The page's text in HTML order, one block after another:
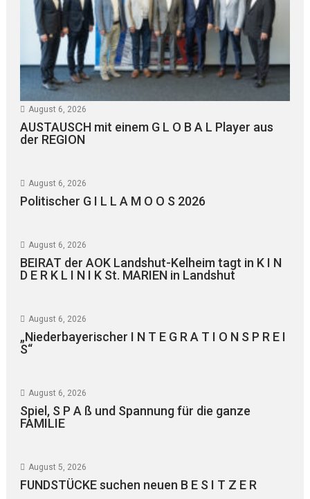
August 6, 2026
AUSTAUSCH mit einem G L O B A L Player aus
der REGION
August 6, 2026
Politischer G I L L A M O O S 2026
August 6, 2026
BEIRAT der AOK Landshut-Kelheim tagt in K I N
D E R K L I N I K St. MARIEN in Landshut
August 6, 2026
„Niederbayerischer I N T E G R A T I O N S P R E I
S“
August 6, 2026
Spiel, S P A ß und Spannung für die ganze
FAMILIE
August 5, 2026
FUNDSTÜCKE suchen neuen B E S I T Z E R